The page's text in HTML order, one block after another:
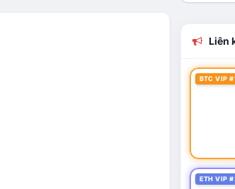
Liên
BTC VIP
ETH VIP